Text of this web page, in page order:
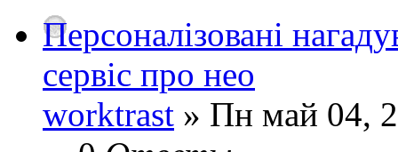
Персоналізовані
сервіс про нео
worktrast » Пн май 04,